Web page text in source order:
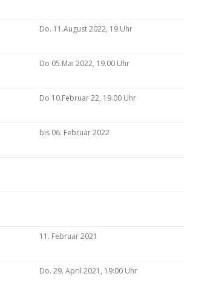
Do. 11.August 2022, 19 Uhr
Do 05.Mai 2022, 19.00 Uhr
Do 10.Februar 22, 19.00 Uhr
bis 06. Februar 2022
11. Februar 2021
Do. 29. April 2021, 19:00 Uhr